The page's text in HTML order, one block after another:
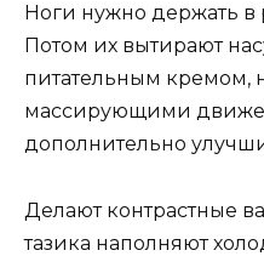
Ноги нужно держать в
Потом их вытирают
питательным кремом,
массирующими
дополнительно
Делают контрастные
тазика наполняют